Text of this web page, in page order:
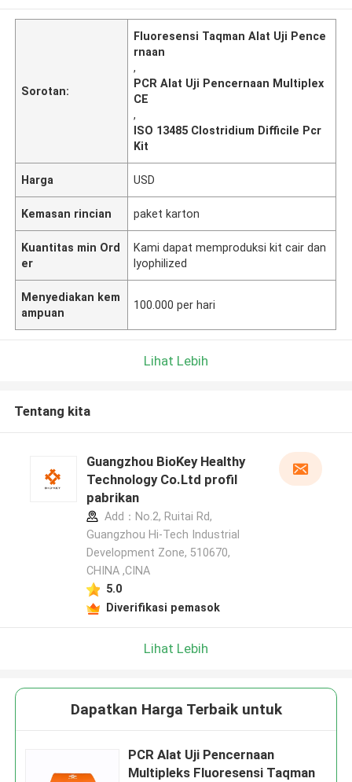
Sorotan:
Fluoresensi Taqman Alat Uji Pence
rnaan
,
PCR Alat Uji Pencernaan Multiplex
CE
,
ISO 13485 Clostridium Difficile Pcr
Kit
Harga USD
Kemasan rincian paket karton
Kuantitas min Ord
er
Kami dapat memproduksi kit cair dan
lyophilized
Menyediakan kem
ampuan
100.000 per hari
Lihat Lebih
Tentang kita
Guangzhou BioKey Healthy
Technology Co.Ltd profil
pabrikan
Add：No.2, Ruitai Rd,
Guangzhou Hi-Tech Industrial
Development Zone, 510670,
CHINA ,CINA
5.0
Diverifikasi pemasok
Lihat Lebih
Dapatkan Harga Terbaik untuk
PCR Alat Uji Pencernaan
Multipleks Fluoresensi Taqman